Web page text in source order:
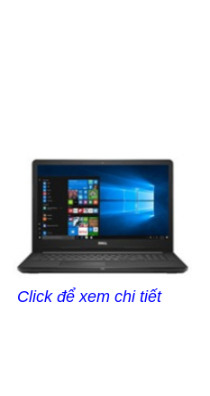
Click để xem chi tiết